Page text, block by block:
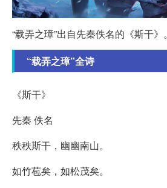
“载弄之璋”出自先秦佚名的《斯干》。
“载弄之璋”全诗
《斯干》
先秦 佚名
秩秩斯干，幽幽南山。
如竹苞矣，如松茂矣。